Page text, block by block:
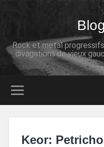
Rock et metal
divagations de vieux
Keor: